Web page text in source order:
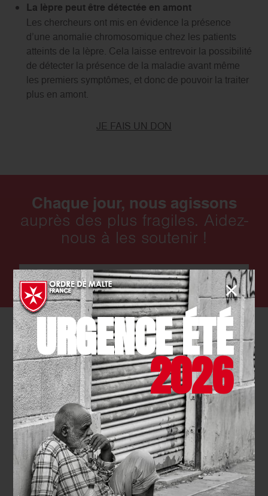
La lèpre peut être détectée en amont
Les chercheurs ont mis en évidence la présence
d’une anomalie chromosomique chez les patients
atteints de la lèpre. Cela laisse entrevoir la possibilité
de détecter la présence de la maladie avant même
les premiers symptômes, et donc de pouvoir la traiter
plus en amont.
JE FAIS UN DON
Chaque jour, nous agissons
auprès des plus fragiles. Aidez-
nous à les soutenir !
FAIRE UN DON
Actualités qui pourraient vous intéresser
URGENCE ÉTÉ
2026